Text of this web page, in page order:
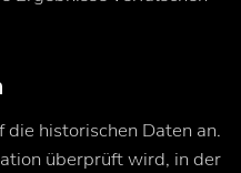
historischen Daten an.
überprüft wird, in der